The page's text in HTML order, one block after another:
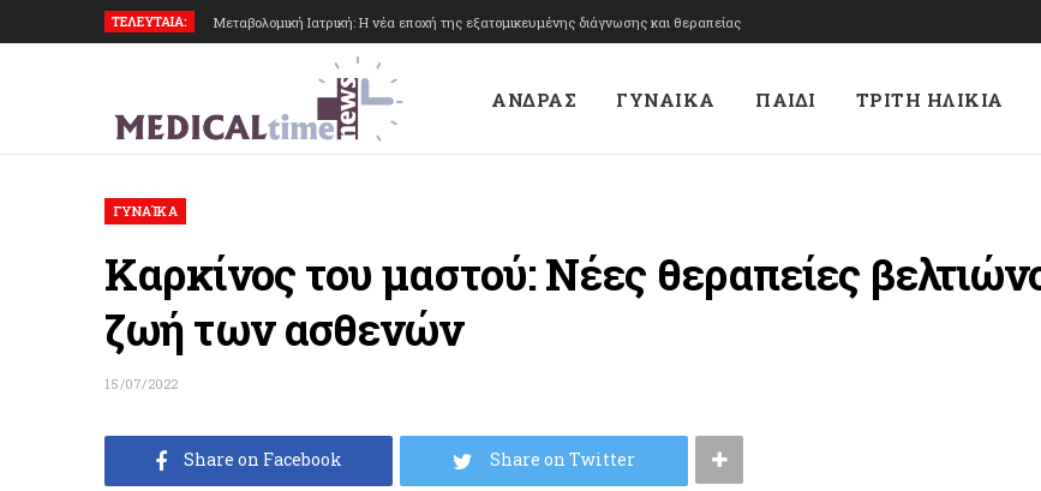
ΤΕΛΕΥΤΑΙΑ: Μεταβολομική Ιατρική: Η νέα εποχή της εξατομικευμένης διάγνωσης και θεραπείας
ΑΝΔΡΑΣ ΓΥΝΑΙΚΑ ΠΑΙΔΙ ΤΡΙΤΗ ΗΛΙΚΙΑ
ΓΥΝΑΊΚΑ
Καρκίνος του μαστού: Νέες θεραπείες
ζωή των ασθενών
15/07/2022
Share on Facebook Share on Twitter